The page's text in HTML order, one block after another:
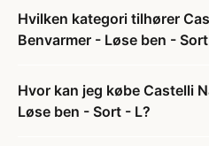
Hvilken kategori tilhører
Benvarmer - Løse ben -
Hvor kan jeg købe Castelli
Løse ben - Sort - L?